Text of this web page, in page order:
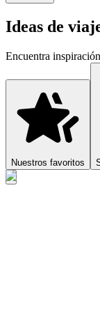
Ideas de
Encuentra
Nuestros favoritos